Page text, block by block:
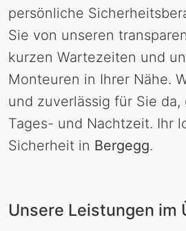
persönliche
Sie von unseren
kurzen Wartezeiten und
Monteuren in Ihrer Nähe.
und zuverlässig für Sie
Tages- und Nachtzeit. Ihr
Sicherheit in Bergegg.
Unsere Leistungen im